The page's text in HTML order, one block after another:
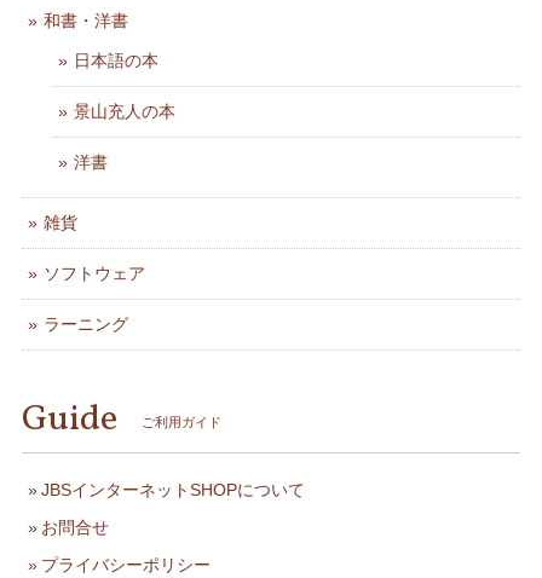
和書・洋書
日本語の本
景山充人の本
洋書
雑貨
ソフトウェア
ラーニング
Guide ご利用ガイド
JBSインターネットSHOPについて
お問合せ
プライバシーポリシー